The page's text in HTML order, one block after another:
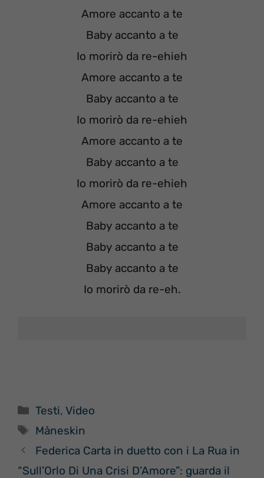
Amore accanto a te
Baby accanto a te
Io morirò da re-ehieh
Amore accanto a te
Baby accanto a te
Io morirò da re-ehieh
Amore accanto a te
Baby accanto a te
Io morirò da re-ehieh
Amore accanto a te
Baby accanto a te
Baby accanto a te
Baby accanto a te
Io morirò da re-eh.
Categorie
Testi,Video
Tag
Måneskin
Federica Carta in duetto con i La Rua in
“Sull’Orlo Di Una Crisi D’Amore”: guarda il